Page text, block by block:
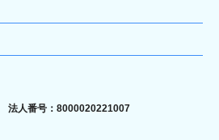
静岡市
法人番号：8000020221007